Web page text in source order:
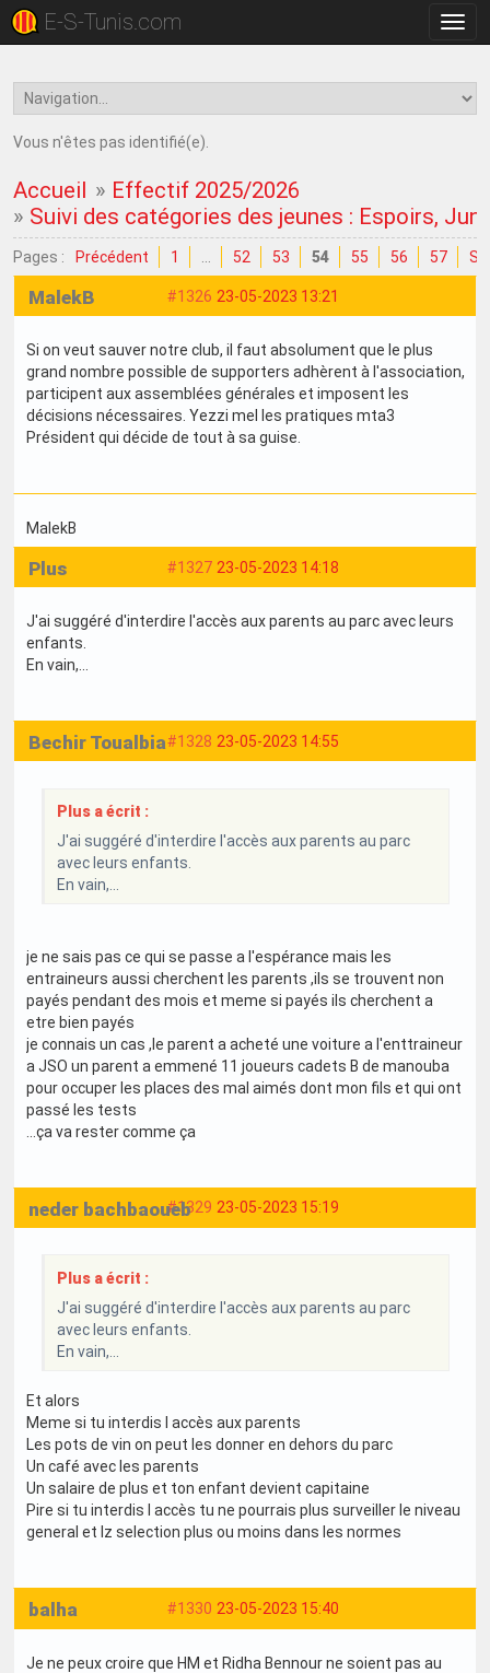
la
E-S-Tunis.com
Vous n'êtes pas identifié(e).
Accueil » Effectif 2025/2026
» Suivi des catégories des jeunes : Espoirs,
Pages : Précédent 1 52 53 54 55 56 57
#1326 23-05-2023 13:21
MalekB
Si on veut sauver notre club, il faut absolument que le plus
grand nombre possible de supporters adhèrent à l'association,
participent aux assemblées générales et imposent les
décisions nécessaires. Yezzi mel les pratiques mta3
Président qui décide de tout à sa guise.
MalekB
#1327 23-05-2023 14:18
Plus
J'ai suggéré d'interdire l'accès aux parents au parc avec leurs
enfants.
En vain,...
#1328 23-05-2023 14:55
Bechir Toualbia
Plus a écrit :
J'ai suggéré d'interdire l'accès aux parents au parc
avec leurs enfants.
En vain,...
je ne sais pas ce qui se passe a l'espérance mais les
entraineurs aussi cherchent les parents ,ils se trouvent non
payés pendant des mois et meme si payés ils cherchent a
etre bien payés
je connais un cas ,le parent a acheté une voiture a l'enttraineur
a JSO un parent a emmené 11 joueurs cadets B de manouba
pour occuper les places des mal aimés dont mon fils et qui ont
passé les tests
...ça va rester comme ça
#1329 23-05-2023 15:19
neder bachbaoueb
Plus a écrit :
J'ai suggéré d'interdire l'accès aux parents au parc
avec leurs enfants.
En vain,...
Et alors
Meme si tu interdis l accès aux parents
Les pots de vin on peut les donner en dehors du parc
Un café avec les parents
Un salaire de plus et ton enfant devient capitaine
Pire si tu interdis l accès tu ne pourrais plus surveiller le niveau
general et lz selection plus ou moins dans les normes
#1330 23-05-2023 15:40
balha
Je ne peux croire que HM et Ridha Bennour ne soient pas au